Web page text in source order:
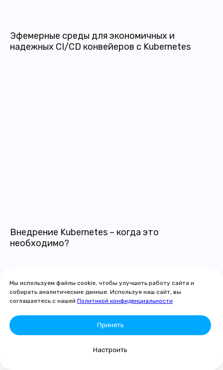
Эфемерные среды для экономичных и
надежных CI/CD конвейеров с Kubernetes
Внедрение Kubernetes – когда это
необходимо?
Мы используем файлы cookie, чтобы улучшить работу сайта и
собирать аналитические данные. Используя наш сайт, вы
соглашаетесь с нашей Политикой конфиденциальности
Принять
Настроить